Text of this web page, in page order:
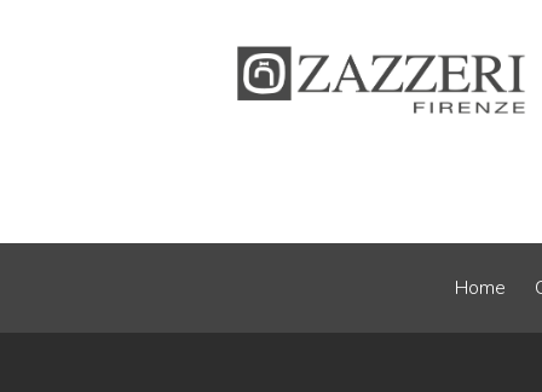
Home